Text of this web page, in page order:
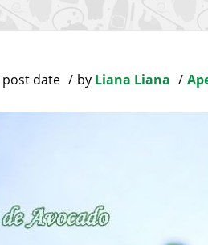
post date by Liana Liana